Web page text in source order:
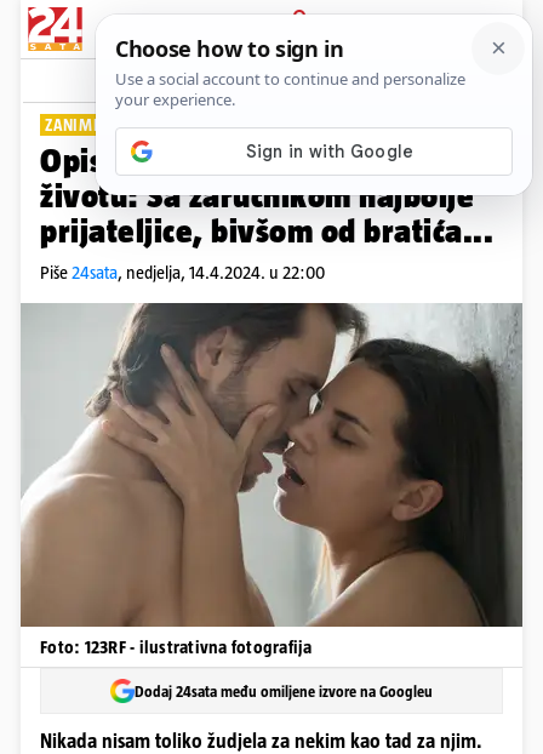
PRIJAVA
Lifestyle Komentari
ZANIMLJIVA ISKUSTVA
Opisali su svoj najbolji seks u
životu: Sa zaručnikom najbolje
prijateljice, bivšom od bratića...
Piše24sata, nedjelja, 14.4.2024. u 22:00
Foto: 123RF - ilustrativna fotografija
Dodaj 24sata među omiljene izvore na Googleu
Nikada nisam toliko žudjela za nekim kao tad za njim.